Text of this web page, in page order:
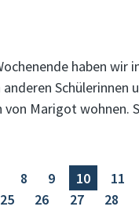
haben
Schülerinnen
Marigot wohnen.
8 9 10 11
25 26 27 28